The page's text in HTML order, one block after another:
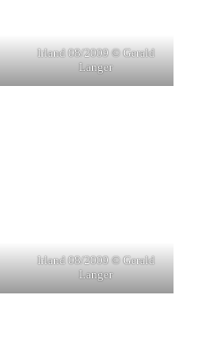
Irland 08/2009 © Gerald
Langer
Irland 08/2009 © Gerald
Langer